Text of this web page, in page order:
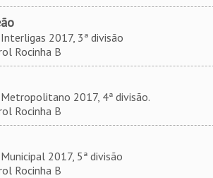
2017, 3ª divisão
Rocinha B
2017, 4ª divisão.
Rocinha B
2017, 5ª divisão
Rocinha B